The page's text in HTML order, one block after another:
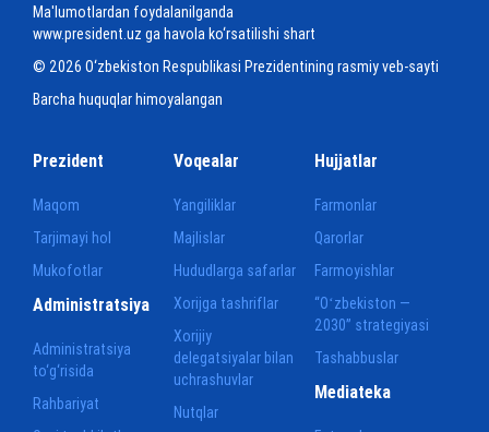
Ma'lumotlardan foydalanilganda
www.president.uz ga havola ko‘rsatilishi shart
© 2026 O‘zbekiston Respublikasi Prezidentining rasmiy veb-sayti
Barcha huquqlar himoyalangan
Prezident
Maqom
Tarjimayi hol
Mukofotlar
Voqealar
Yangiliklar
Majlislar
Hududlarga safarlar
Xorijga tashriflar
Xorijiy
delegatsiyalar bilan
uchrashuvlar
Nutqlar
Hujjatlar
Farmonlar
Qarorlar
Farmoyishlar
“Oʻzbekiston —
2030” strategiyasi
Tashabbuslar
Administratsiya
Administratsiya
to‘g‘risida
Rahbariyat
Mediateka